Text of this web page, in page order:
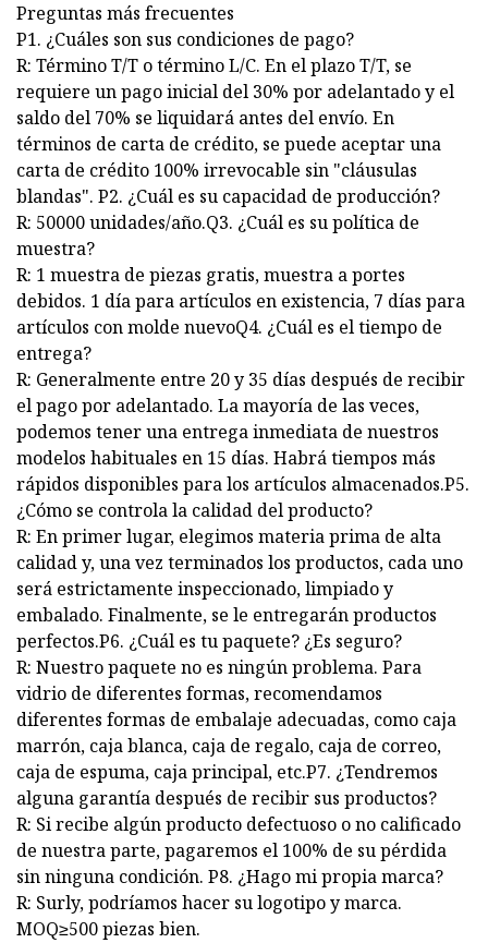
Preguntas más frecuentes
P1. ¿Cuáles son sus condiciones de pago?
R: Término T/T o término L/C. En el plazo T/T, se
requiere un pago inicial del 30% por adelantado y el
saldo del 70% se liquidará antes del envío. En
términos de carta de crédito, se puede aceptar una
carta de crédito 100% irrevocable sin "cláusulas
blandas". P2. ¿Cuál es su capacidad de producción?
R: 50000 unidades/año.Q3. ¿Cuál es su política de
muestra?
R: 1 muestra de piezas gratis, muestra a portes
debidos. 1 día para artículos en existencia, 7 días para
artículos con molde nuevoQ4. ¿Cuál es el tiempo de
entrega?
R: Generalmente entre 20 y 35 días después de recibir
el pago por adelantado. La mayoría de las veces,
podemos tener una entrega inmediata de nuestros
modelos habituales en 15 días. Habrá tiempos más
rápidos disponibles para los artículos almacenados.P5.
¿Cómo se controla la calidad del producto?
R: En primer lugar, elegimos materia prima de alta
calidad y, una vez terminados los productos, cada uno
será estrictamente inspeccionado, limpiado y
embalado. Finalmente, se le entregarán productos
perfectos.P6. ¿Cuál es tu paquete? ¿Es seguro?
R: Nuestro paquete no es ningún problema. Para
vidrio de diferentes formas, recomendamos
diferentes formas de embalaje adecuadas, como caja
marrón, caja blanca, caja de regalo, caja de correo,
caja de espuma, caja principal, etc.P7. ¿Tendremos
alguna garantía después de recibir sus productos?
R: Si recibe algún producto defectuoso o no calificado
de nuestra parte, pagaremos el 100% de su pérdida
sin ninguna condición. P8. ¿Hago mi propia marca?
R: Surly, podríamos hacer su logotipo y marca.
MOQ≥500 piezas bien.